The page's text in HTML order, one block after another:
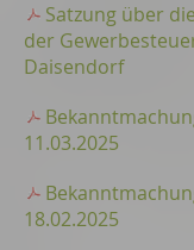
Satzung über
der
Daisendorf
11.03.2025
18.02.2025